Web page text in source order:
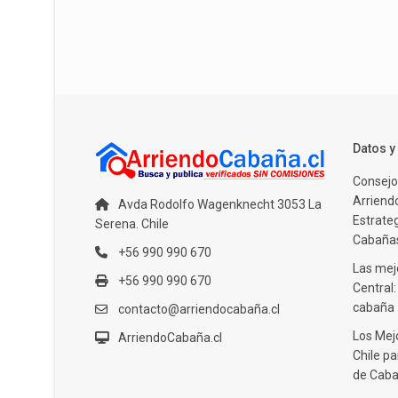
Avda Rodolfo Wagenknecht 3053 La
Serena. Chile
+56 990 990 670
+56 990 990 670
contacto@arriendocabaña.cl
ArriendoCabaña.cl
Datos
Las
cabaña
Los
Chile
de